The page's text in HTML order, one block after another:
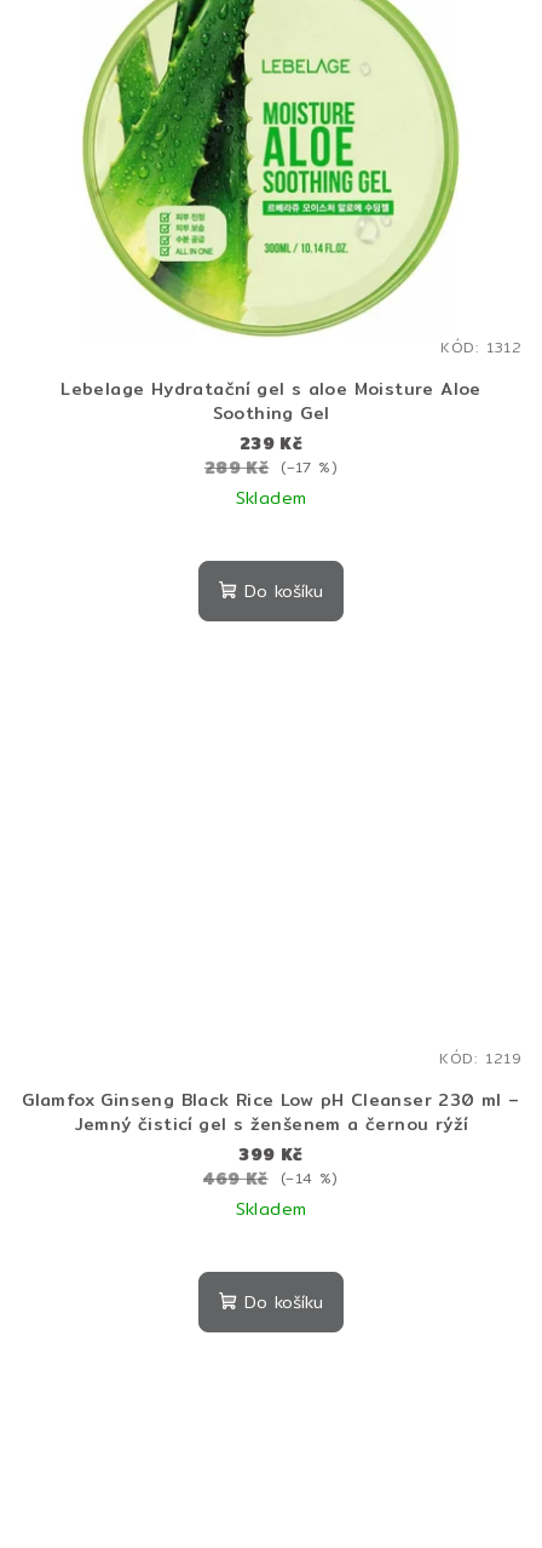
Lebelage Hydratační gel s aloe Moisture Aloe
Soothing Gel
239 Kč
289 Kč (–17 %)
Skladem
Do košíku
KÓD: 1312
Glamfox Ginseng Black Rice Low pH Cleanser 230 ml –
Jemný čisticí gel s ženšenem a černou rýží
399 Kč
469 Kč (–14 %)
Skladem
hodnocení
produktu
Do košíku
KÓD: 1219